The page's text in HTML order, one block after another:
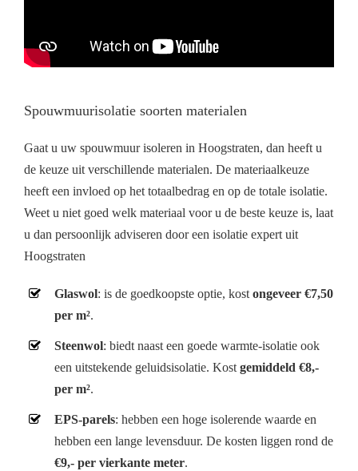
Spouwmuurisolatie soorten materialen
Gaat u uw spouwmuur isoleren in Hoogstraten, dan heeft u
de keuze uit verschillende materialen. De materiaalkeuze
heeft een invloed op het totaalbedrag en op de totale isolatie.
Weet u niet goed welk materiaal voor u de beste keuze is, laat
u dan persoonlijk adviseren door een isolatie expert uit
Hoogstraten
Glaswol: is de goedkoopste optie, kostongeveer €7,50
per m².
Steenwol: biedt naast een goede warmte-isolatie ook
een uitstekende geluidsisolatie. Kostgemiddeld €8,-
per m².
EPS-parels: hebben een hoge isolerende waarde en
hebben een lange levensduur. De kosten liggen rond de
€9,- per vierkante meter.